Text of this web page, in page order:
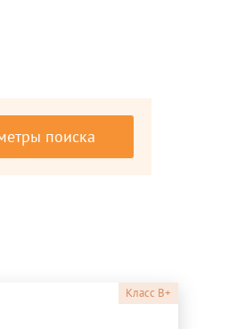
поиска
Класс B+